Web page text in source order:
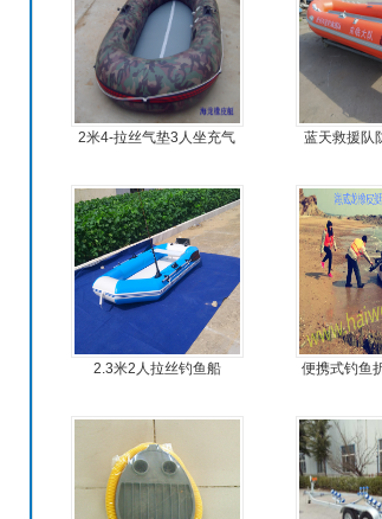
2米4-拉丝气垫3人坐充气
蓝天救援队
2.3米2人拉丝钓鱼船
便携式钓鱼